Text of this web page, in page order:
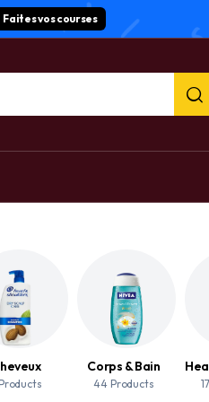
Faites vos courses
Corps & Bain
44 Products